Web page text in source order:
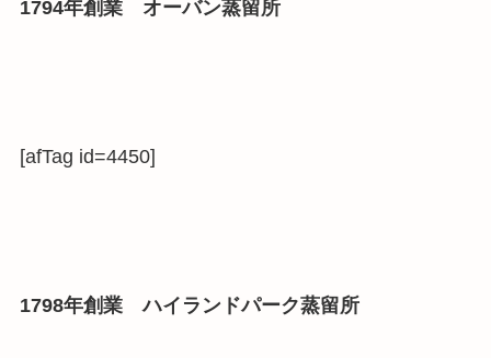
1794年創業 オーバン蒸留所
[afTag id=4450]
1798年創業 ハイランドパーク蒸留所